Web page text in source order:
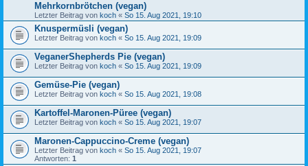
Mehrkornbrötchen (vegan)
Letzter Beitrag von koch « So 15. Aug 2021, 19:10
Knuspermüsli (vegan)
Letzter Beitrag von koch « So 15. Aug 2021, 19:09
VeganerShepherds Pie (vegan)
Letzter Beitrag von koch « So 15. Aug 2021, 19:09
Gemüse-Pie (vegan)
Letzter Beitrag von koch « So 15. Aug 2021, 19:08
Kartoffel-Maronen-Püree (vegan)
Letzter Beitrag von koch « So 15. Aug 2021, 19:07
Maronen-Cappuccino-Creme (vegan)
Letzter Beitrag von koch « So 15. Aug 2021, 19:07
Antworten: 1